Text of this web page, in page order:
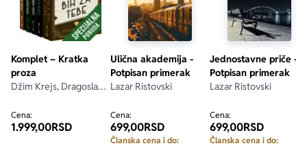
Komplet – Kratka
proza
Džim Krejs, Dragoslav
Ficdžerald, Goran
Skrobonja, Grupa
Cena:
1.999,00RSD
Ulična akademija -
Potpisan primerak
Lazar Ristovski
Cena:
699,00RSD
Članska cena i do:
Jednostavne priče -
Potpisan primerak
Lazar Ristovski
Cena:
699,00RSD
Članska cena i do: